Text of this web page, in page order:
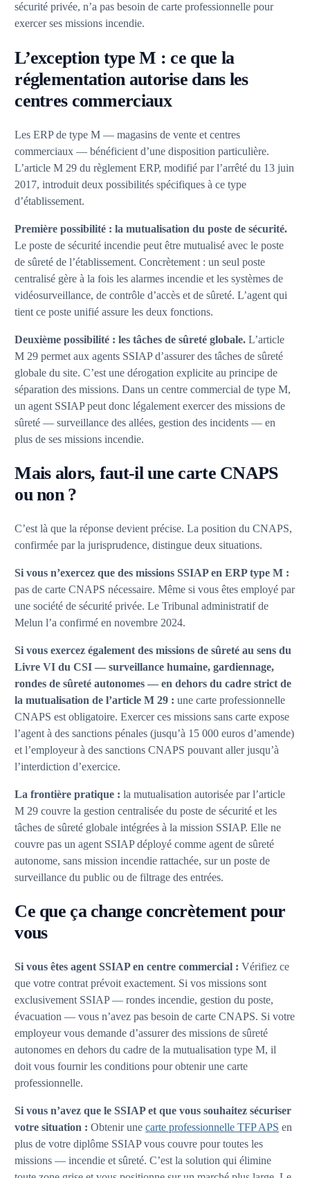
sécurité privée, n’a pas besoin de carte professionnelle pour
exercer ses missions incendie.
L’exception type M : ce que la
réglementation autorise dans les
centres commerciaux
Les ERP de type M — magasins de vente et centres
commerciaux — bénéficient d’une disposition particulière.
L’article M 29 du règlement ERP, modifié par l’arrêté du 13 juin
2017, introduit deux possibilités spécifiques à ce type
d’établissement.
Première possibilité : la mutualisation du poste de sécurité.
Le poste de sécurité incendie peut être mutualisé avec le poste
de sûreté de l’établissement. Concrètement : un seul poste
centralisé gère à la fois les alarmes incendie et les systèmes de
vidéosurveillance, de contrôle d’accès et de sûreté. L’agent qui
tient ce poste unifié assure les deux fonctions.
Deuxième possibilité : les tâches de sûreté globale. L’article
M 29 permet aux agents SSIAP d’assurer des tâches de sûreté
globale du site. C’est une dérogation explicite au principe de
séparation des missions. Dans un centre commercial de type M,
un agent SSIAP peut donc légalement exercer des missions de
sûreté — surveillance des allées, gestion des incidents — en
plus de ses missions incendie.
Mais alors, faut-il une carte CNAPS
ou non ?
C’est là que la réponse devient précise. La position du CNAPS,
confirmée par la jurisprudence, distingue deux situations.
Si vous n’exercez que des missions SSIAP en ERP type M :
pas de carte CNAPS nécessaire. Même si vous êtes employé par
une société de sécurité privée. Le Tribunal administratif de
Melun l’a confirmé en novembre 2024.
Si vous exercez également des missions de sûreté au sens du
Livre VI du CSI — surveillance humaine, gardiennage,
rondes de sûreté autonomes — en dehors du cadre strict de
la mutualisation de l’article M 29 : une carte professionnelle
CNAPS est obligatoire. Exercer ces missions sans carte expose
l’agent à des sanctions pénales (jusqu’à 15 000 euros d’amende)
et l’employeur à des sanctions CNAPS pouvant aller jusqu’à
l’interdiction d’exercice.
La frontière pratique : la mutualisation autorisée par l’article
M 29 couvre la gestion centralisée du poste de sécurité et les
tâches de sûreté globale intégrées à la mission SSIAP. Elle ne
couvre pas un agent SSIAP déployé comme agent de sûreté
autonome, sans mission incendie rattachée, sur un poste de
surveillance du public ou de filtrage des entrées.
Ce que ça change concrètement pour
vous
Si vous êtes agent SSIAP en centre commercial : Vérifiez ce
que votre contrat prévoit exactement. Si vos missions sont
exclusivement SSIAP — rondes incendie, gestion du poste,
évacuation — vous n’avez pas besoin de carte CNAPS. Si votre
employeur vous demande d’assurer des missions de sûreté
autonomes en dehors du cadre de la mutualisation type M, il
doit vous fournir les conditions pour obtenir une carte
professionnelle.
Si vous n’avez que le SSIAP et que vous souhaitez sécuriser
votre situation : Obtenir unecarte professionnelle TFP APS en
plus de votre diplôme SSIAP vous couvre pour toutes les
missions — incendie et sûreté. C’est la solution qui élimine